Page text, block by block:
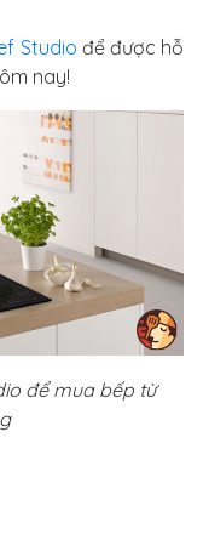
Studio để được hỗ
nay!
để mua bếp từ